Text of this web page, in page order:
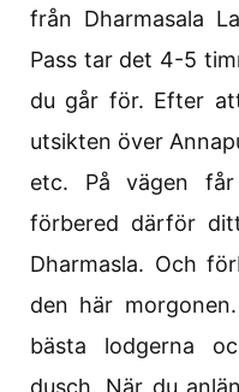
från Dharmasala
Pass tar det 4-5
du går för. Efter
utsikten över
etc. På vägen
förbered därför
Dharmasla. Och
den här
bästa lodgerna
dusch. När du